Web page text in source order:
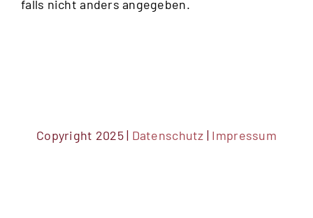
falls nicht anders angegeben.
Copyright 2025 | Datenschutz | Impressum